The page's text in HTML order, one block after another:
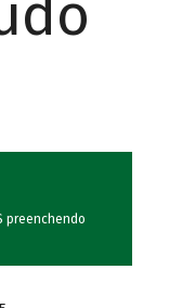
preenchendo